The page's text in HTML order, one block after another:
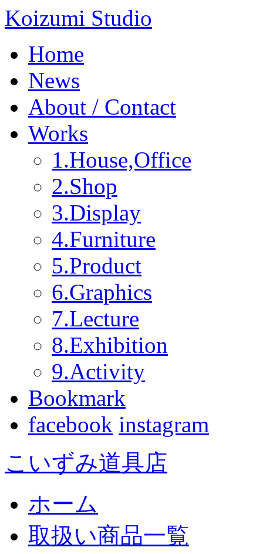
Koizumi Studio
Home
News
About / Contact
Works
1.House,Office
2.Shop
3.Display
4.Furniture
5.Product
6.Graphics
7.Lecture
8.Exhibition
9.Activity
Bookmark
facebook instagram
こいずみ道具店
ホーム
取扱い商品一覧